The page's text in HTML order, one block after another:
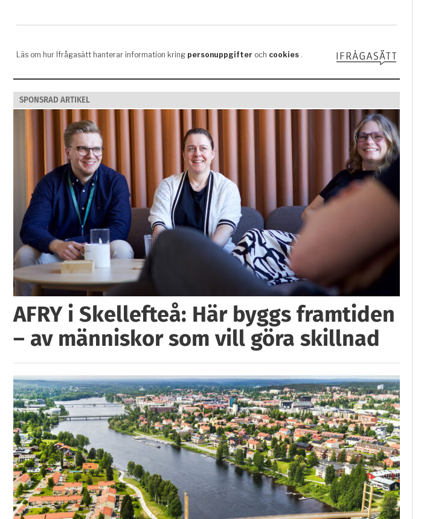
SPONSRAD ARTIKEL
AFRY i Skellefteå: Här byggs framtiden
– av människor som vill göra skillnad